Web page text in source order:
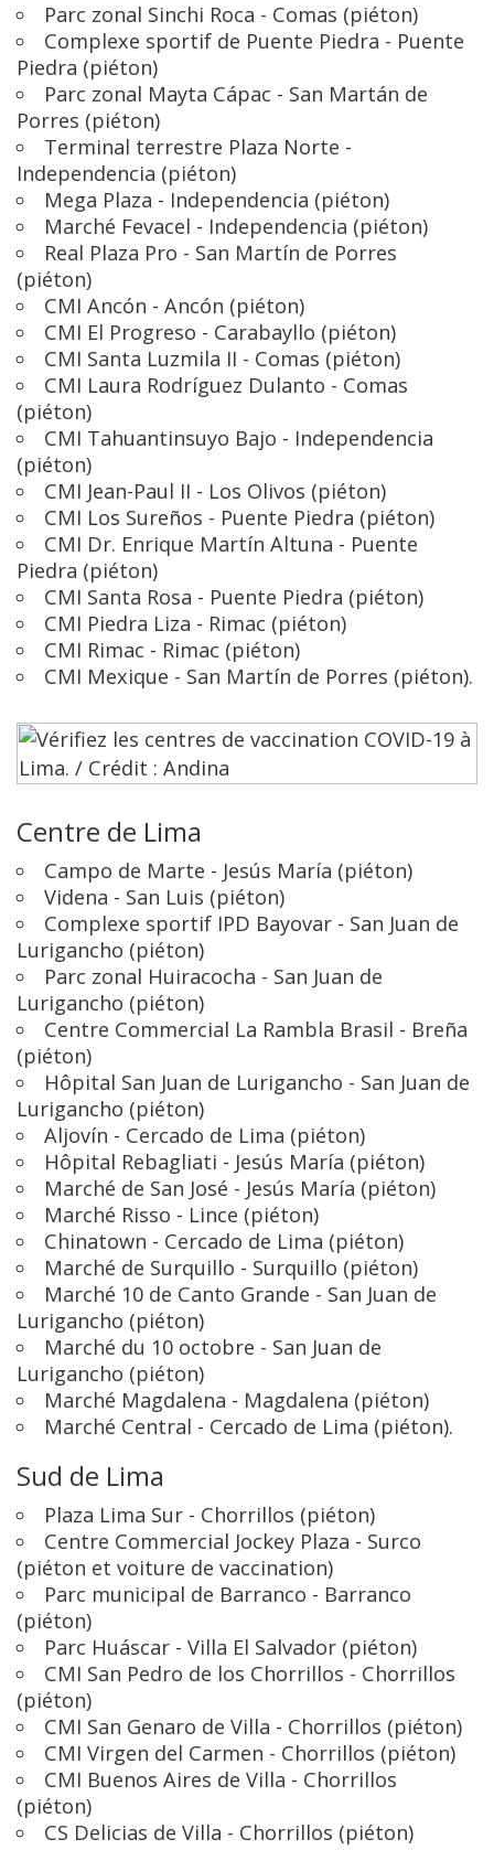
Parc zonal Sinchi Roca - Comas (piéton)
Complexe sportif de Puente Piedra - Puente
Piedra (piéton)
Parc zonal Mayta Cápac - San Martán de
Porres (piéton)
Terminal terrestre Plaza Norte -
Independencia (piéton)
Mega Plaza - Independencia (piéton)
Marché Fevacel - Independencia (piéton)
Real Plaza Pro - San Martín de Porres
(piéton)
CMI Ancón - Ancón (piéton)
CMI El Progreso - Carabayllo (piéton)
CMI Santa Luzmila II - Comas (piéton)
CMI Laura Rodríguez Dulanto - Comas
(piéton)
CMI Tahuantinsuyo Bajo - Independencia
(piéton)
CMI Jean-Paul II - Los Olivos (piéton)
CMI Los Sureños - Puente Piedra (piéton)
CMI Dr. Enrique Martín Altuna - Puente
Piedra (piéton)
CMI Santa Rosa - Puente Piedra (piéton)
CMI Piedra Liza - Rimac (piéton)
CMI Rimac - Rimac (piéton)
CMI Mexique - San Martín de Porres (piéton).
Centre de Lima
Campo de Marte - Jesús María (piéton)
Videna - San Luis (piéton)
Complexe sportif IPD Bayovar - San Juan de
Lurigancho (piéton)
Parc zonal Huiracocha - San Juan de
Lurigancho (piéton)
Centre Commercial La Rambla Brasil - Breña
(piéton)
Hôpital San Juan de Lurigancho - San Juan de
Lurigancho (piéton)
Aljovín - Cercado de Lima (piéton)
Hôpital Rebagliati - Jesús María (piéton)
Marché de San José - Jesús María (piéton)
Marché Risso - Lince (piéton)
Chinatown - Cercado de Lima (piéton)
Marché de Surquillo - Surquillo (piéton)
Marché 10 de Canto Grande - San Juan de
Lurigancho (piéton)
Marché du 10 octobre - San Juan de
Lurigancho (piéton)
Marché Magdalena - Magdalena (piéton)
Marché Central - Cercado de Lima (piéton).
Sud de Lima
Plaza Lima Sur - Chorrillos (piéton)
Centre Commercial Jockey Plaza - Surco
(piéton et voiture de vaccination)
Parc municipal de Barranco - Barranco
(piéton)
Parc Huáscar - Villa El Salvador (piéton)
CMI San Pedro de los Chorrillos - Chorrillos
(piéton)
CMI San Genaro de Villa - Chorrillos (piéton)
CMI Virgen del Carmen - Chorrillos (piéton)
CMI Buenos Aires de Villa - Chorrillos
(piéton)
CS Delicias de Villa - Chorrillos (piéton)